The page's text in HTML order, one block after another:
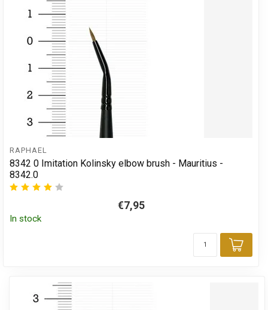
RAPHAEL
8342 0 Imitation Kolinsky elbow brush - Mauritius -
8342.0
€7,95
In stock
Add